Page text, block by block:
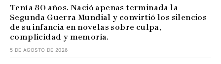
Tenía 80 años. Nació apenas terminada la
Segunda Guerra Mundial y convirtió los silencios
de su infancia en novelas sobre culpa,
complicidad y memoria.
5 DE AGOSTO DE 2026